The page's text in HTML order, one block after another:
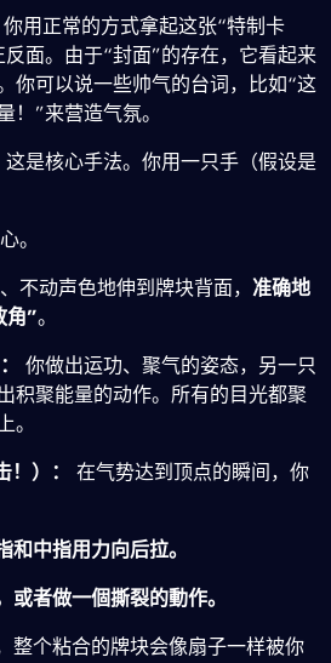
你用正常的方式拿起这张“特制卡
面。由于“封面”的存在，它看起来
你可以说一些帅气的台词，比如“这
！”来营造气氛。
这是核心手法。你用一只手（假设是
。
不动声色地伸到牌块背面， 准确地
角”。
你做出运功、聚气的姿态，另一只
积聚能量的动作。所有的目光都聚
）：
在气势达到顶点的瞬间，你
中指用力向后拉。
者做一個撕裂的動作。
整个粘合的牌块会像扇子一样被你